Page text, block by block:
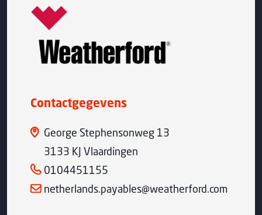
Contactgegevens
George Stephensonweg 13
3133 KJ Vlaardingen
0104451155
netherlands.payables@weatherford.com